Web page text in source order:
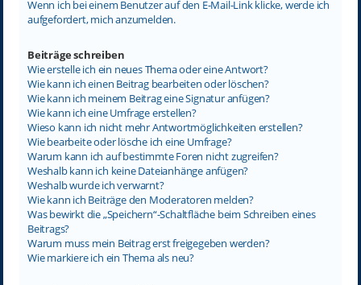
Wenn ich bei einem Benutzer auf den E-Mail-Link klicke, werde ich
aufgefordert, mich anzumelden.
Beiträge schreiben
Wie erstelle ich ein neues Thema oder eine Antwort?
Wie kann ich einen Beitrag bearbeiten oder löschen?
Wie kann ich meinem Beitrag eine Signatur anfügen?
Wie kann ich eine Umfrage erstellen?
Wieso kann ich nicht mehr Antwortmöglichkeiten erstellen?
Wie bearbeite oder lösche ich eine Umfrage?
Warum kann ich auf bestimmte Foren nicht zugreifen?
Weshalb kann ich keine Dateianhänge anfügen?
Weshalb wurde ich verwarnt?
Wie kann ich Beiträge den Moderatoren melden?
Was bewirkt die „Speichern“-Schaltfläche beim Schreiben eines
Beitrags?
Warum muss mein Beitrag erst freigegeben werden?
Wie markiere ich ein Thema als neu?